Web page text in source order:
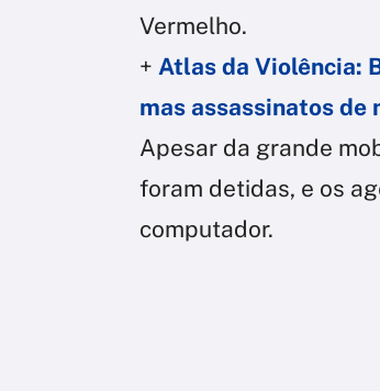
Vermelho.
+ Atlas da Violência:
mas assassinatos de
Apesar da grande
foram detidas, e os
computador.